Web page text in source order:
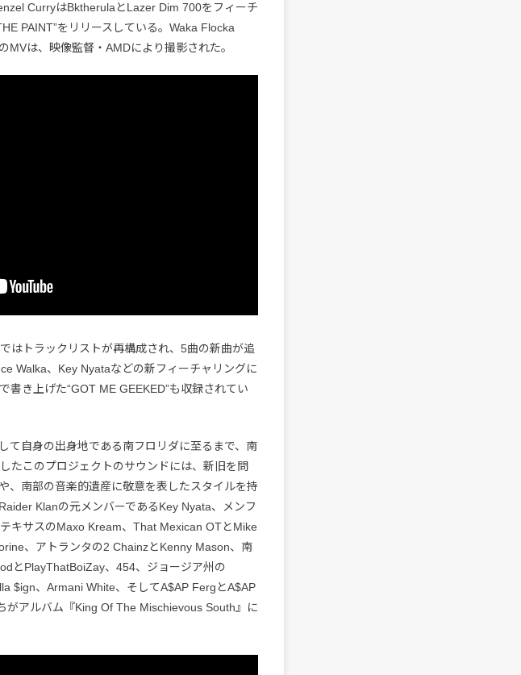
CurryはBktherulaとLazer Dim 700をフィーチ
PAINT”をリリースしている。Waka Flocka
MVは、映像監督・AMDにより撮影された。
はトラックリストが再構成され、5曲の新曲が追
Walka、Key Nyataなどの新フィーチャリングに
書き上げた“GOT ME GEEKED”も収録されてい
て自身の出身地である南フロリダに至るまで、南
たこのプロジェクトのサウンドには、新旧を問
、南部の音楽的遺産に敬意を表したスタイルを持
Klanの元メンバーであるKey Nyata、メンフ
キサスのMaxo Kream、That Mexican OTとMike
、アトランタの2 ChainzとKenny Mason、南
とPlayThatBoiZay、454、ジョージア州の
$ign、Armani White、そしてA$AP FergとA$AP
がアルバム『King Of The Mischievous South』に